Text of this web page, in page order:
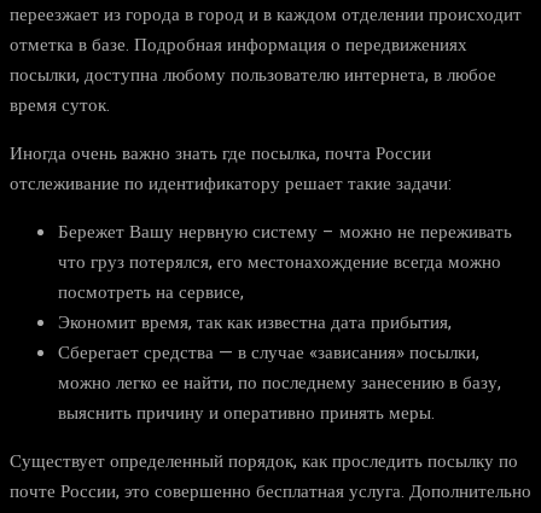
переезжает из города в город и в каждом отделении происходит
отметка в базе. Подробная информация о передвижениях
посылки, доступна любому пользователю интернета, в любое
время суток.
Иногда очень важно знать где посылка, почта России
отслеживание по идентификатору решает такие задачи:
Бережет Вашу нервную систему – можно не переживать
что груз потерялся, его местонахождение всегда можно
посмотреть на сервисе,
Экономит время, так как известна дата прибытия,
Сберегает средства — в случае «зависания» посылки,
можно легко ее найти, по последнему занесению в базу,
выяснить причину и оперативно принять меры.
Существует определенный порядок, как проследить посылку по
почте России, это совершенно бесплатная услуга. Дополнительно